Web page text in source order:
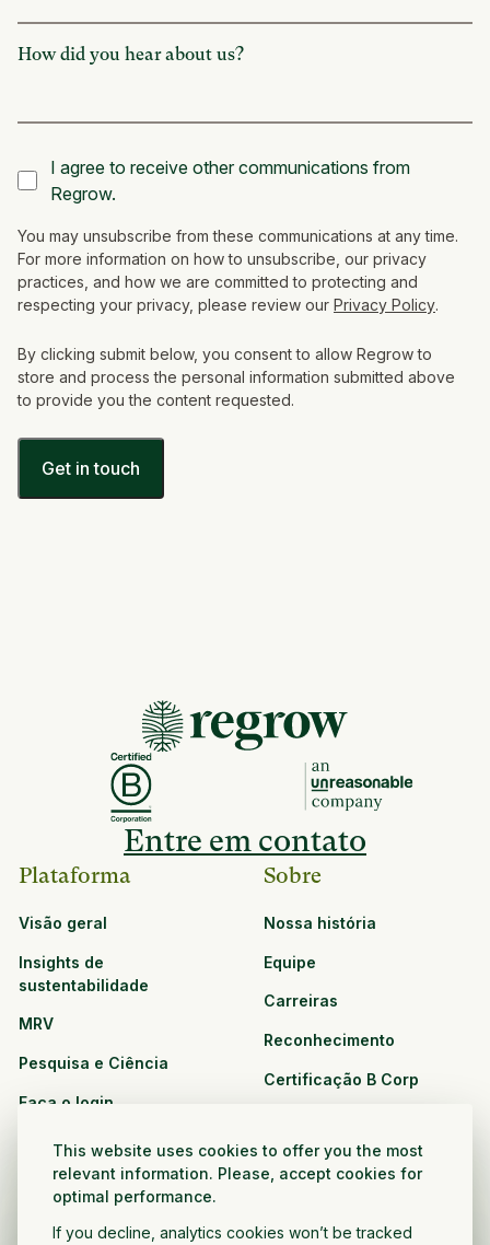
This website uses cookies to offer you the most
relevant information. Please, accept cookies for
optimal performance.
If you decline, analytics cookies won’t be tracked
How did you hear about us?
I agree to receive other communications from
Regrow.
You may unsubscribe from these communications at any time.
For more information on how to unsubscribe, our privacy
practices, and how we are committed to protecting and
respecting your privacy, please review our Privacy Policy.
By clicking submit below, you consent to allow Regrow to
store and process the personal information submitted above
to provide you the content requested.
Entre em contato
Plataforma
Visão geral
Insights de
sustentabilidade
MRV
Pesquisa e Ciência
Faça o login
Veja todos os recursos
Oportunidades de
Sobre
Nossa história
Equipe
Carreiras
Reconhecimento
Certificação B Corp
CPG e varejo
Setor público e sem fins